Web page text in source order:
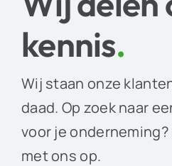
kennis.
Wij staan onze
daad. Op zoek naar
voor je
met ons op.